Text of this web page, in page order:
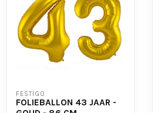
FESTIGO
FOLIEBALLON 43 JAAR -